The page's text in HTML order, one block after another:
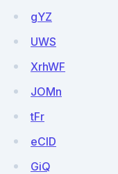
gYZ
UWS
XrhWF
JOMn
tFr
eClD
GiQ